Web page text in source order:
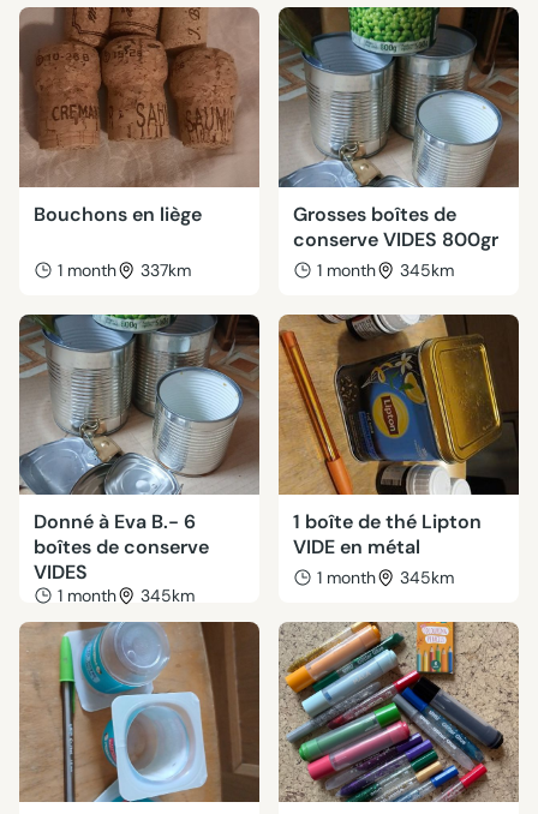
Bouchons en liège
1 month 337km
Grosses boîtes de
conserve VIDES 800gr
1 month 345km
Donné à Eva B.- 6
boîtes de conserve
VIDES
1 month 345km
1 boîte de thé Lipton
VIDE en métal
1 month 345km